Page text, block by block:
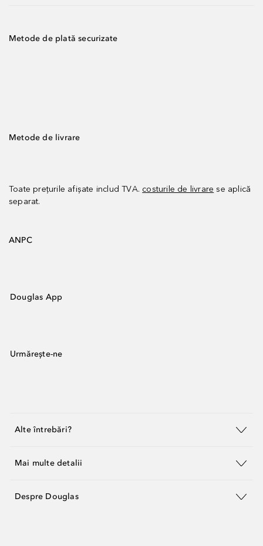
Metode de plată securizate
Metode de livrare
Toate prețurile afișate includ TVA. costurile de livrare se aplică
separat.
ANPC
Douglas App
Urmărește-ne
Alte întrebări?
Mai multe detalii
Despre Douglas